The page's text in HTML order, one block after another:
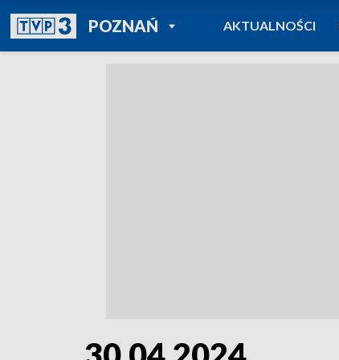
POZNAŃPOWRÓT DO
TVP REGIONY
AKTUALNOŚCI